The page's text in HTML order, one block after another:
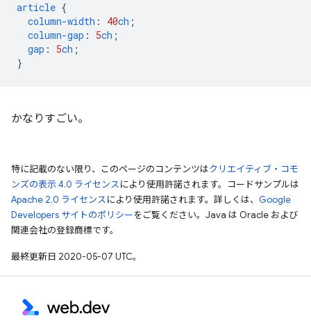
article {
column-width : 40ch ;
column-gap : 5ch ;
gap : 5ch ;
}
かなりすごい。
特に記載のない限り、このページのコンテンツはクリエイティブ・コモ
ンズの表示 4.0 ライセンスにより使用許諾されます。コードサンプルは
Apache 2.0 ライセンスにより使用許諾されます。詳しくは、 Google
Developers サイトのポリシーをご覧ください。Java は Oracle および
関連会社の登録商標です。
最終更新日 2020-05-07 UTC。